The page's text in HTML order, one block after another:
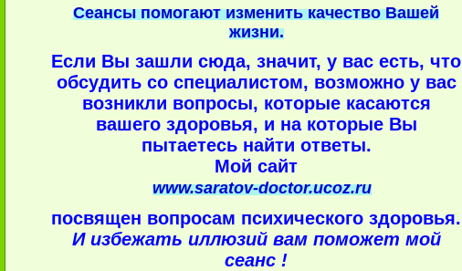
Сеансы помогают изменить качество Вашей
жизни.
Если Вы зашли сюда, значит, у вас есть, что
обсудить со специалистом, возможно у вас
возникли вопросы, которые касаются
вашего здоровья, и на которые Вы
пытаетесь найти ответы.
Мой сайт
www.saratov-doctor.ucoz.ru
посвящен вопросам психического здоровья.
И избежать иллюзий вам поможет мой
сеанс !